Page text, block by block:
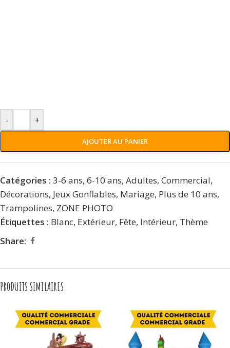
- +
AJOUTER AU PANIER
Catégories : 3-6 ans, 6-10 ans, Adultes, Commercial,
Décorations, Jeux Gonflables, Mariage, Plus de 10 ans,
Trampolines, ZONE PHOTO
Étiquettes : Blanc, Extérieur, Fête, Intérieur, Thème
Share:
PRODUITS SIMILAIRES